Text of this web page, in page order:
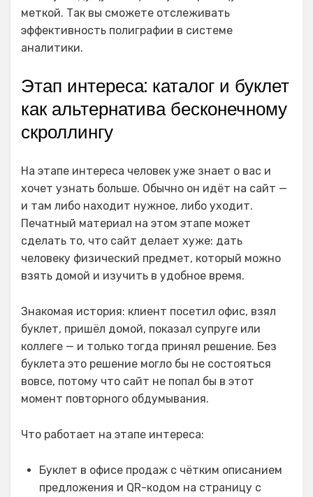
меткой. Так вы сможете отслеживать
эффективность полиграфии в системе
аналитики.
Этап интереса: каталог и буклет
как альтернатива бесконечному
скроллингу
На этапе интереса человек уже знает о вас и
хочет узнать больше. Обычно он идёт на сайт —
и там либо находит нужное, либо уходит.
Печатный материал на этом этапе может
сделать то, что сайт делает хуже: дать
человеку физический предмет, который можно
взять домой и изучить в удобное время.
Знакомая история: клиент посетил офис, взял
буклет, пришёл домой, показал супруге или
коллеге — и только тогда принял решение. Без
буклета это решение могло бы не состояться
вовсе, потому что сайт не попал бы в этот
момент повторного обдумывания.
Что работает на этапе интереса:
Буклет в офисе продаж с чётким описанием
предложения и QR-кодом на страницу с